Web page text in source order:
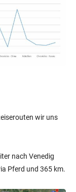
wir uns
nach Venedig
Pferd und 365 km.